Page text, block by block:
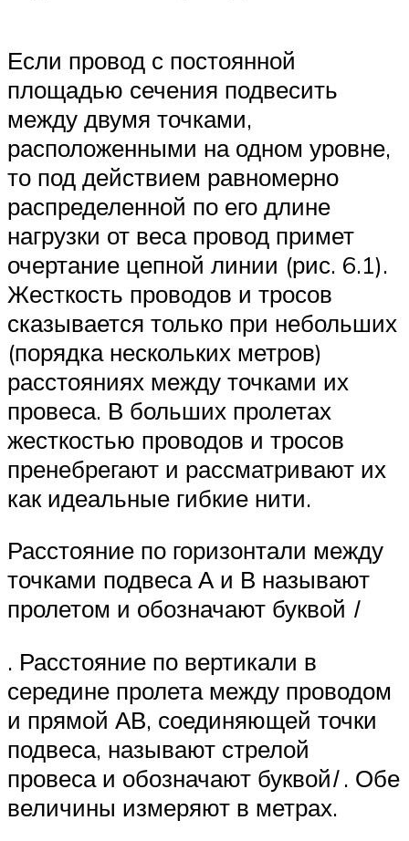
Если провод с постоянной
площадью сечения подвесить
между двумя точками,
расположенными на одном уровне,
то под действием равномерно
распределенной по его длине
нагрузки от веса провод примет
очертание цепной линии (рис. 6.1).
Жесткость проводов и тросов
сказывается только при небольших
(порядка нескольких метров)
расстояниях между точками их
провеса. В больших пролетах
жесткостью проводов и тросов
пренебрегают и рассматривают их
как идеальные гибкие нити.
Расстояние по горизонтали между
точками подвеса А и В называют
пролетом и обозначают буквой l
. Расстояние по вертикали в
середине пролета между проводом
и прямой АВ, соединяющей точки
подвеса, называют стрелой
провеса и обозначают буквойl. Обе
величины измеряют в метрах.